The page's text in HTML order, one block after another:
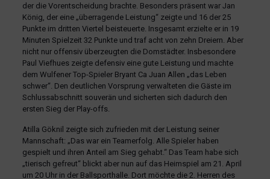
der die Vorentscheidung brachte. Besonders präsent war Jan
König, der eine „überragende Leistung“ zeigte und 16 der 25
Punkte im dritten Viertel beisteuerte. Insgesamt erzielte er in 19
Minuten Spielzeit 32 Punkte und traf acht von zehn Dreiern. Aber
nicht nur offensiv überzeugten die Domstädter. Insbesondere
Paul Viefhues zeigte defensiv eine gute Leistung und machte
dem Wulfener Top-Spieler Bryant Ca Juan Allen „das Leben
schwer“. Den deutlichen Vorsprung verwalteten die Gäste im
Schlussabschnitt souverän und sicherten sich dadurch den
ersten Sieg der Play-offs.
Atilla Göknil zeigte sich zufrieden mit der Leistung seiner
Mannschaft: „Das war ein Teamerfolg. Alle Spieler haben
gespielt und ihren Anteil am Sieg gehabt.“ Das Team habe sich
„tierisch gefreut“ blickt aber nun auf das Heimspiel am 21. April
um 20 Uhr in der Ballsporthalle. Dort möchte die 2. Herren des